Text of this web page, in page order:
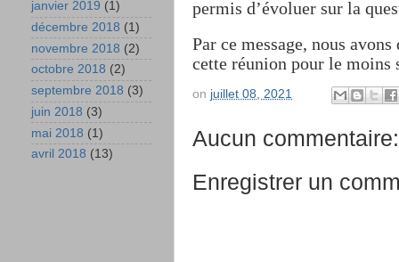
permis d’évoluer sur la
Par ce message, nous
cette réunion pour le moins
on juillet 08, 2021
Aucun commentaire:
Enregistrer un
janvier 2019 (1)
décembre 2018 (1)
novembre 2018 (2)
octobre 2018 (2)
septembre 2018 (3)
juin 2018 (3)
mai 2018 (1)
avril 2018 (13)